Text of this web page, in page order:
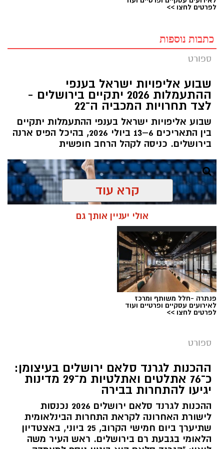
לפרטים לחצו >>
כתבות נוספות
ספורט
שבוע אליפויות ישראל בענפי
ההתעמלות 2026 יתקיים בירושלים -
לצד תחרויות המכביה ה־22
שבוע אליפויות ישראל בענפי ההתעמלות יתקיים
בין התאריכים 6–13 ביולי 2026, בהיכל הפיס ארנה
בירושלים. כניסה לקהל הרחב חופשית
מערכת ירושלים נט / 11:30 06.07.26
קיץ ספורטיבי בירושלים: במשך שמונה ימים תהפוך
ירושלים לבירת ההתעמלות של ישראל, כאשר
מיטב המתעמלות והמתעמלים מכל רחבי הארץ
יתחרו באליפויות ישראל בענפי ההתעמלות השונים.
השנה, לראשונה, יתקיימו האליפויות לצד תחרויות
קרא עוד
אולי יעניין אותך גם
פנתרה -חלל משותף ומרכז
לאירועים עסקיים ופרטיים ועוד
לפרטים לחצו >>
ספורט
ההכנות לגרנד סלאם ירושלים בעיצומן:
כ־76 אתלטים ואתלטיות מ־29 מדינות
יגיעו להתחרות בבירה
ההכנות לגרנד סלאם ירושלים 2026 נכנסות
לישורת האחרונה לקראת התחרות הבינלאומית
שתיערך ביום חמישי הקרוב, 25 ביוני, באצטדיון
הלאומי בגבעת רם בירושלים. ראש העיר משה